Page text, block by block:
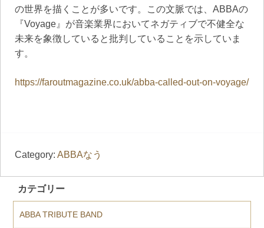
の世界を描くことが多いです。この文脈では、ABBAの
『Voyage』が音楽業界においてネガティブで不健全な
未来を象徴していると批判していることを示していま
す。
https://faroutmagazine.co.uk/abba-called-out-on-voyage/
Category: ABBAなう
カテゴリー
ABBA TRIBUTE BAND